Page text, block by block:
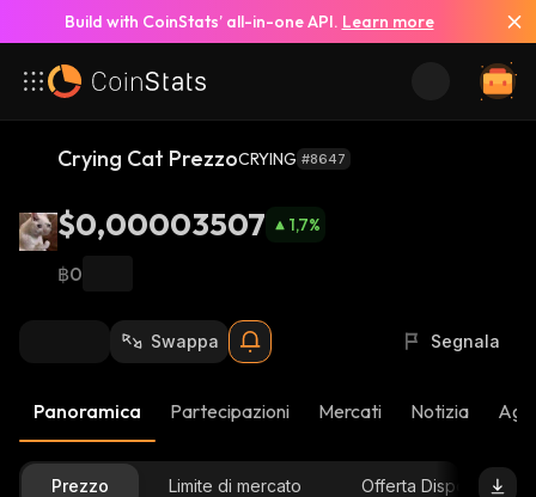
Build with CoinStats’ all-in-one API. Learn more
Crying Cat PrezzoCRYING #8647
$0,00003507 1,7%
฿0
Swappa Segnala
Panoramica Partecipazioni Mercati Notizia
Prezzo Limite di mercato Offerta Disponibile